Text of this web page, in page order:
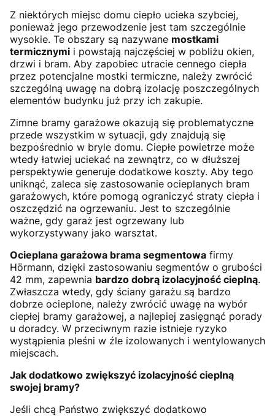
Z niektórych miejsc domu ciepło ucieka szybciej,
ponieważ jego przewodzenie jest tam szczególnie
wysokie. Te obszary są nazywane mostkami
termicznymi i powstają najczęściej w pobliżu okien,
drzwi i bram. Aby zapobiec utracie cennego ciepła
przez potencjalne mostki termiczne, należy zwrócić
szczególną uwagę na dobrą izolację poszczególnych
elementów budynku już przy ich zakupie.
Zimne bramy garażowe okazują się problematyczne
przede wszystkim w sytuacji, gdy znajdują się
bezpośrednio w bryle domu. Ciepłe powietrze może
wtedy łatwiej uciekać na zewnątrz, co w dłuższej
perspektywie generuje dodatkowe koszty. Aby tego
uniknąć, zaleca się zastosowanie ocieplanych bram
garażowych, które pomogą ograniczyć straty ciepła i
oszczędzić na ogrzewaniu. Jest to szczególnie
ważne, gdy garaż jest ogrzewany lub
wykorzystywany jako warsztat.
Ocieplana garażowa brama segmentowa firmy
Hörmann, dzięki zastosowaniu segmentów o grubości
42 mm, zapewnia bardzo dobrą izolacyjność cieplną.
Zwłaszcza wtedy, gdy ściany garażu są bardzo
dobrze ocieplone, należy zwrócić uwagę na wybór
ciepłej bramy garażowej, a najlepiej zasięgnąć porady
u doradcy. W przeciwnym razie istnieje ryzyko
wystąpienia pleśni w źle izolowanych i wentylowanych
miejscach.
Jak dodatkowo zwiększyć izolacyjność cieplną
swojej bramy?
Jeśli chcą Państwo zwiększyć dodatkowo